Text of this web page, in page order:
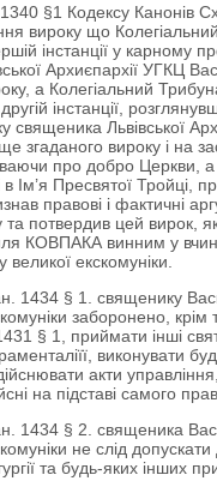
1340 §1 Кодексу Канонів
вироку що
інстанції у карному
Архиєпархії УГКЦ
а Колегіальний
інстанції,
священика Львівської
згаданого вироку і на
про добро Церкви,
в Ім’я Пресвятої Тройці,
правові і фактичні
та потвердив цей вирок,
КОВПАКА винним у
екскомуніки.
1434 § 1. священику
заборонено,
§ 1, приймати інші
виконувати
акти
на підставі самого
1434 § 2. священика
не слід допускати
та будь-яких інших